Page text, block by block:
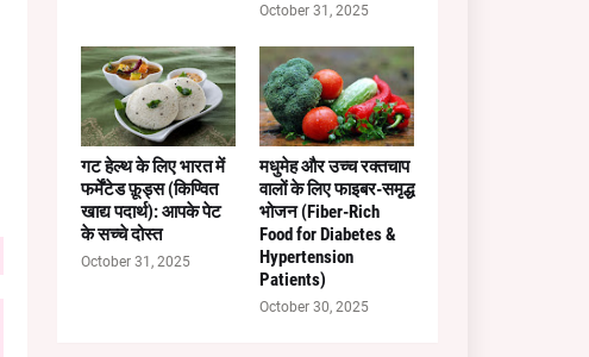
October 31, 2025
गट हेल्थ के लिए भारत में
फर्मेंटेड फ़ूड्स (किण्वित
खाद्य पदार्थ): आपके पेट
के सच्चे दोस्त
October 31, 2025
मधुमेह और उच्च रक्तचाप
वालों के लिए फाइबर-समृद्ध
भोजन (Fiber-Rich
Food for Diabetes &
Hypertension
Patients)
October 30, 2025